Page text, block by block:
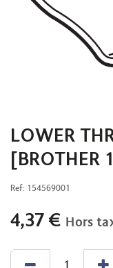
LOWER
[BROTHER
Ref: 154569001
4,37 € Hors